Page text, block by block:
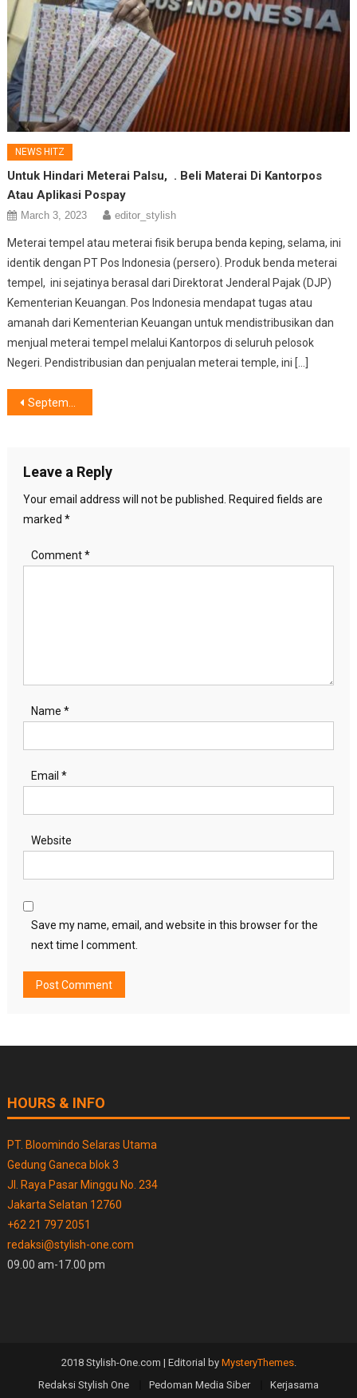
NEWS HITZ
Untuk Hindari Meterai Palsu, . Beli Materai Di Kantorpos
Atau Aplikasi Pospay
March 3, 2023 editor_stylish
Meterai tempel atau meterai fisik berupa benda keping, selama, ini
identik dengan PT Pos Indonesia (persero). Produk benda meterai
tempel, ini sejatinya berasal dari Direktorat Jenderal Pajak (DJP)
Kementerian Keuangan. Pos Indonesia mendapat tugas atau
amanah dari Kementerian Keuangan untuk mendistribusikan dan
menjual meterai tempel melalui Kantorpos di seluruh pelosok
Negeri. Pendistribusian dan penjualan meterai temple, ini […]
Post
September Penuh Inspirasi : Menata Rumah, Menata Hidup Bersama IKEA Indonesia
Leave a Reply
Your email address will not be published.
Required fields are
marked *
Comment*
Name *
Email *
Website
Save my name, email, and website in this browser for the
next time I comment.
HOURS & INFO
PT. Bloomindo Selaras Utama
Gedung Ganeca blok 3
Jl. Raya Pasar Minggu No. 234
Jakarta Selatan 12760
+62 21 797 2051
redaksi@stylish-one.com
09.00 am-17.00 pm
2018 Stylish-One.com | Editorial by MysteryThemes.
Redaksi Stylish One
Pedoman Media Siber
Kerjasama